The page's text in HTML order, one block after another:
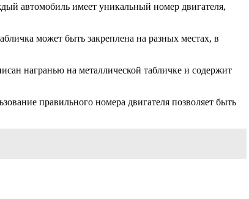
автомобиль имеет уникальный номер двигателя,
может быть закреплена на разных местах, в
награнью на металлической табличке и содержит
правильного номера двигателя позволяет быть